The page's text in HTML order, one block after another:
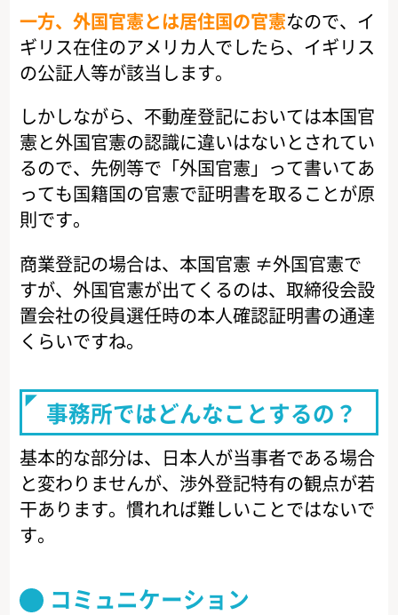
一方、外国官憲とは居住国の官憲なので、イ
ギリス在住のアメリカ人でしたら、イギリス
の公証人等が該当します。
しかしながら、不動産登記においては本国官
憲と外国官憲の認識に違いはないとされてい
るので、先例等で「外国官憲」って書いてあ
っても国籍国の官憲で証明書を取ることが原
則です。
商業登記の場合は、本国官憲 ≠外国官憲で
すが、外国官憲が出てくるのは、取締役会設
置会社の役員選任時の本人確認証明書の通達
くらいですね。
事務所ではどんなことするの？
基本的な部分は、日本人が当事者である場合
と変わりませんが、渉外登記特有の観点が若
干あります。慣れれば難しいことではないで
す。
コミュニケーション